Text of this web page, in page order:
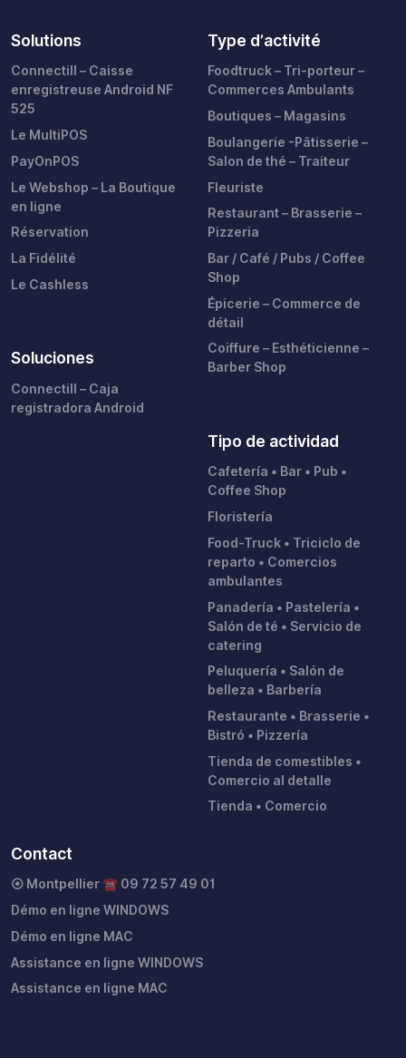
Solutions
Connectill – Caisse
enregistreuse Android NF
525
Le MultiPOS
PayOnPOS
Le Webshop – La Boutique
en ligne
Réservation
La Fidélité
Le Cashless
Soluciones
Connectill – Caja
registradora Android
Type d’activité
Foodtruck – Tri-porteur –
Commerces Ambulants
Boutiques – Magasins
Boulangerie -Pâtisserie –
Salon de thé – Traiteur
Fleuriste
Restaurant – Brasserie –
Pizzeria
Bar / Café / Pubs / Coffee
Shop
Épicerie – Commerce de
détail
Coiffure – Esthéticienne –
Barber Shop
Tipo de actividad
Cafetería • Bar • Pub •
Coffee Shop
Floristería
Food-Truck • Triciclo de
reparto • Comercios
ambulantes
Panadería • Pastelería •
Salón de té • Servicio de
catering
Peluquería • Salón de
belleza • Barbería
Restaurante • Brasserie •
Bistró • Pizzería
Tienda de comestibles •
Comercio al detalle
Tienda • Comercio
Contact
⦿ Montpellier ☎︎ 09 72 57 49 01
Démo en ligne WINDOWS
Démo en ligne MAC
Assistance en ligne WINDOWS
Assistance en ligne MAC